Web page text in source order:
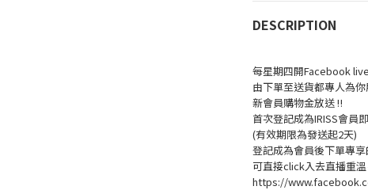
DESCRIPTION
每星期四開Facebook
由下單至送貨都專人為
新會員購物金放送 ‼️
首次登記成為IRISS會員
(有效期限為發送起2天)
登記成為會員後下單專
可直接click入去直播重
https://